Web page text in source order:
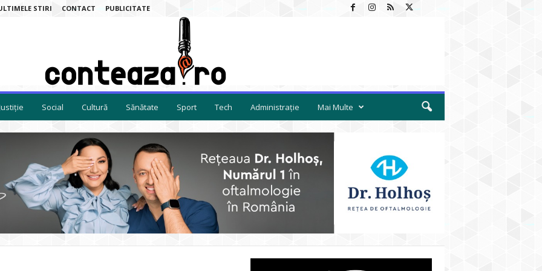
STIRI CONTACT PUBLICITATE
Social Cultură Sănătate Sport Tech Administrație Mai Multe